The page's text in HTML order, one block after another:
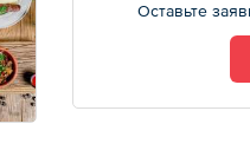
Оставьте